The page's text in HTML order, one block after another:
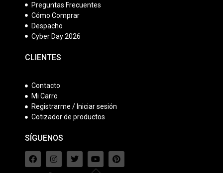
Preguntas Frecuentes
Cómo Comprar
Despacho
Cyber Day 2026
CLIENTES
Contacto
Mi Carro
Registrarme / Iniciar sesión
Cotizador de productos
SÍGUENOS